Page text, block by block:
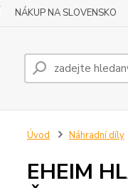
NÁKUP NA SLOVENSKO
Úvod Náhradní díly
EHEIM